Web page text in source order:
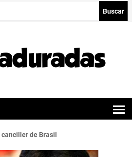
canciller de Brasil